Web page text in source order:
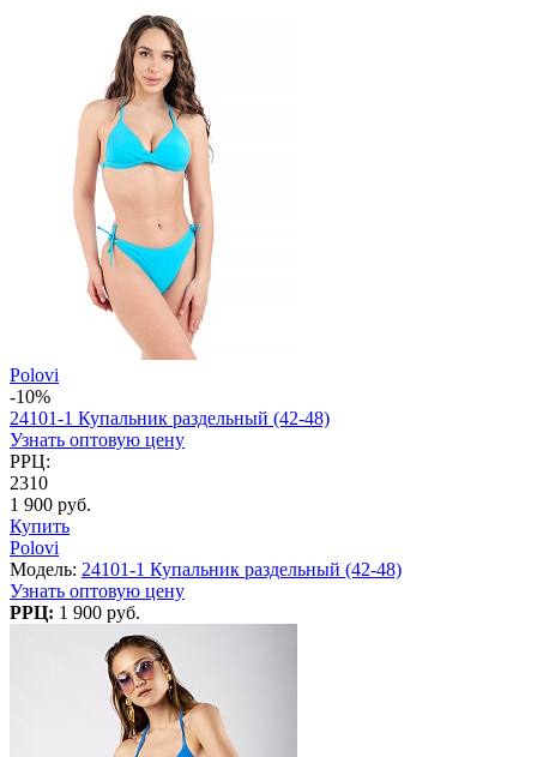
Polovi
-10%
24101-1 Купальник раздельный (42-48)
Узнать оптовую цену
РРЦ:
2310
1 900 руб.
Купить
Polovi
Модель: 24101-1 Купальник раздельный (42-48)
Узнать оптовую цену
РРЦ: 1 900 руб.